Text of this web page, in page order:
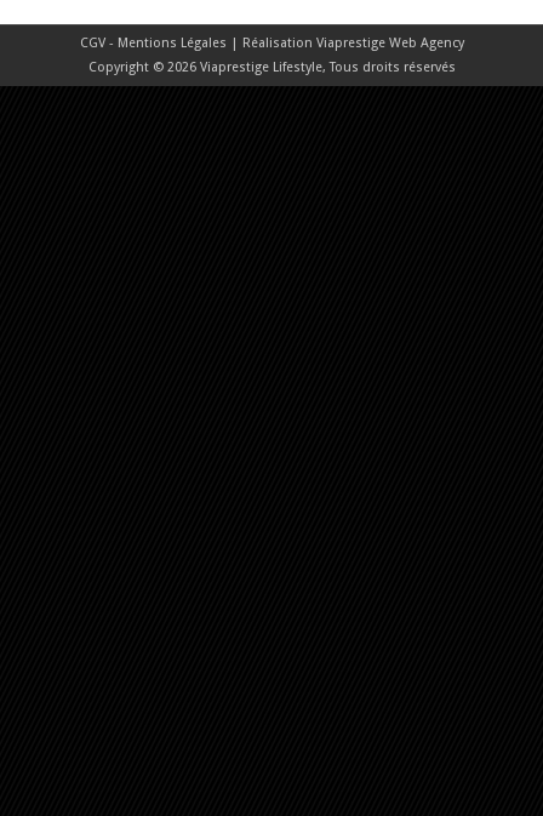
CGV - Mentions Légales | Réalisation Viaprestige Web Agency
Copyright © 2026 Viaprestige Lifestyle, Tous droits réservés